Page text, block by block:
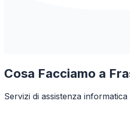
Cosa Facciamo a
Servizi di assistenza